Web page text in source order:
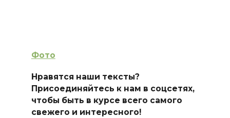
Фото
Нравятся наши тексты?
Присоединяйтесь к нам в соцсетях,
чтобы быть в курсе всего самого
свежего и интересного!